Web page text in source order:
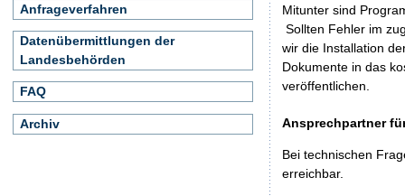
Mitunter sind
Sollten Fehler im
wir die Installation
Dokumente in das
veröffentlichen.
Ansprechpartner
Bei technischen
erreichbar.
Anfrageverfahren
Datenübermittlungen der
Landesbehörden
FAQ
Archiv